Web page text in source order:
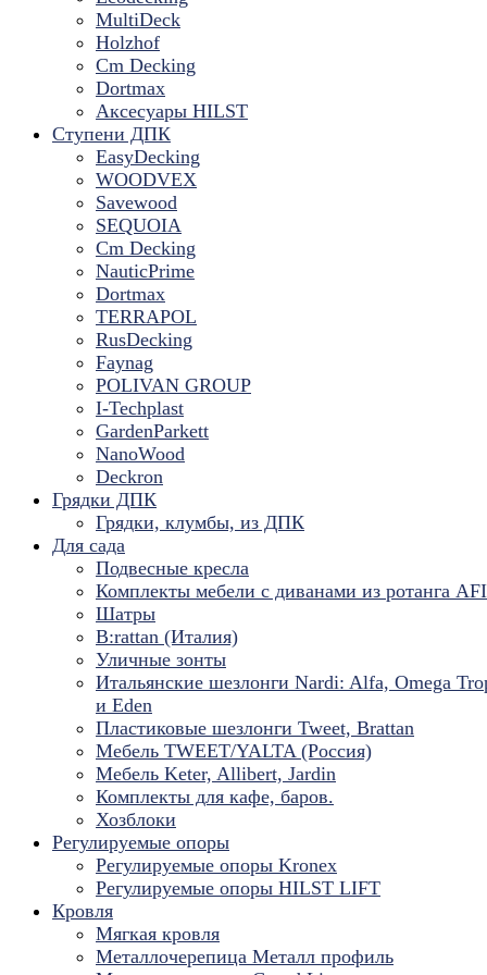
MultiDeck
Holzhof
Cm Decking
Dortmax
Аксесуары HILST
Ступени ДПК
EasyDecking
WOODVEX
Savewood
SEQUOIA
Cm Decking
NauticPrime
Dortmax
TERRAPOL
RusDecking
Faynag
POLIVAN GROUP
I-Techplast
GardenParkett
NanoWood
Deckron
Грядки ДПК
Грядки, клумбы, из ДПК
Для сада
Подвесные кресла
Комплекты мебели с диванами из ротанга
Шатры
B:rattan (Италия)
Уличные зонты
Итальянские шезлонги Nardi: Alfa, Omega
и Eden
Пластиковые шезлонги Tweet, Brattan
Мебель TWEET/YALTA (Россия)
Мебель Keter, Allibert, Jardin
Комплекты для кафе, баров.
Хозблоки
Регулируемые опоры
Регулируемые опоры Kronex
Регулируемые опоры HILST LIFT
Кровля
Мягкая кровля
Металлочерепица Металл профиль